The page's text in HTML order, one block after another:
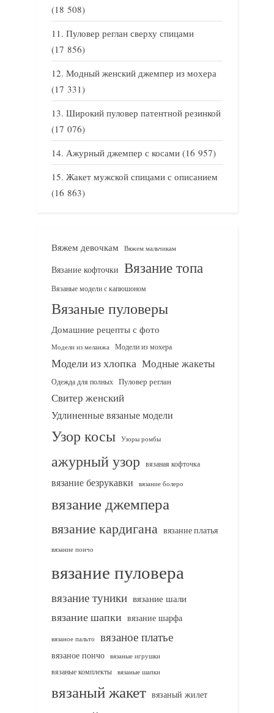
(18 508)
Пуловер реглан сверху спицами
(17 856)
Модный женский джемпер из мохера
(17 331)
Широкий пуловер патентной резинкой
(17 076)
Ажурный джемпер с косами (16 957)
Жакет мужской спицами с описанием
(16 863)
Вяжем девочкам Вяжем мальчикам
Вязание кофточки Вязание топа
Вязаные модели с капюшоном
Вязаные пуловеры
Домашние рецепты с фото
Модели из меланжа Модели из мохера
Модели из хлопка Модные жакеты
Одежда для полных Пуловер реглан
Свитер женский
Удлиненные вязаные модели
Узор косы Узоры ромбы
ажурный узор вязаная кофточка
вязание безрукавки вязание болеро
вязание джемпера
вязание кардигана вязание платья
вязание пончо
вязание пуловера
вязание туники вязание шали
вязание шапки вязание шарфа
вязаное пальто вязаное платье
вязаное пончо вязаные игрушки
вязаные комплекты
вязаные шапки
вязаный жакет вязаный жилет